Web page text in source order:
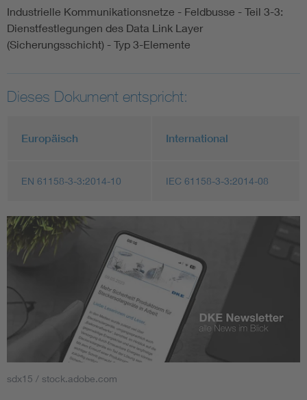
Industrielle Kommunikationsnetze - Feldbusse - Teil 3-3:
Dienstfestlegungen des Data Link Layer
(Sicherungsschicht) - Typ 3-Elemente
Dieses Dokument entspricht:
Europäisch International
EN 61158-3-3:2014-10 IEC 61158-3-3:2014-08
sdx15 / stock.adobe.com